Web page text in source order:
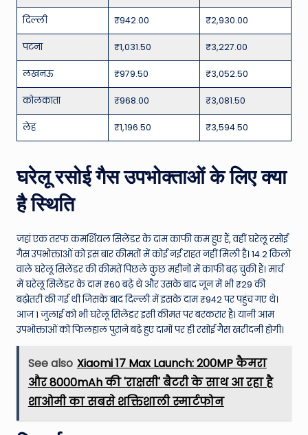
दिल्ली ₹942.00 ₹2,930.00
पटना ₹1,031.50 ₹3,227.00
लखनऊ ₹979.50 ₹3,052.50
कोलकाता ₹968.00 ₹3,081.50
लेह ₹1,196.50 ₹3,594.50
घरेलू रसोई गैस उपभोक्ताओं के लिए क्या
है स्थिति
जहां एक तरफ कमर्शियल सिलेंडर के दाम काफी कम हुए हैं, वहीं घरेलू रसोई
गैस उपभोक्ताओं को इस बार कीमतों में कोई नई राहत नहीं मिली है। 14.2 किलो
वाले घरेलू सिलेंडर की कीमतें पिछले कुछ महीनों में काफी बढ़ चुकी हैं। मार्च
में घरेलू सिलेंडर के दाम ₹60 बढ़े थे और उसके बाद जून में भी ₹29 की
बढ़ोतरी की गई थी जिसके बाद दिल्ली में इसके दाम ₹942 पर पहुंच गए थे।
आज 1 जुलाई को भी घरेलू सिलेंडर इसी कीमत पर बरकरार है। यानी आम
उपभोक्ताओं को फिलहाल पुराने बढ़े हुए दामों पर ही रसोई गैस खरीदनी होगी।
See also Xiaomi 17 Max Launch: 200MP कैमरा
और 8000mAh की 'राक्षसी' बैटरी के साथ आ रहा है
शाओमी का सबसे शक्तिशाली स्मार्टफोन